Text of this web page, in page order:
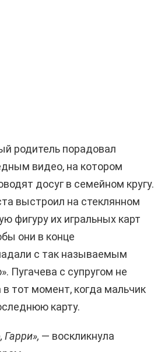
родитель порадовал
видео, на котором
досуг в семейном кругу.
выстроил на стеклянном
фигуру их игральных карт
они в конце
с так называемым
Пугачева с супругом не
тот момент, когда мальчик
карту.
Гарри», — воскликнула